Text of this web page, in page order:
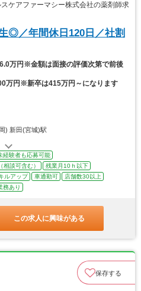
アファーマシー株式会社の薬剤師求
◎／年間休日120日／社割
万円※金額は面接の評価次第で前後
万円※新卒は415万円～になります
) 新田(宮城)駅
経験者も応募可能
相談可含む）
残業月10ｈ以下
ルアップ 車通勤可
店舗数30以上
務あり
この求人に興味がある
保存する